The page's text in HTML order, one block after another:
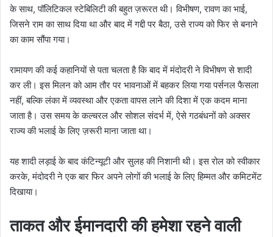
के साथ, पॉलिटिकल स्टेबिलिटी की बहुत ज़रूरत थी। विभीषण, रावण का भाई,
जिसने राम का साथ दिया था और बाद में गद्दी पर बैठा, उसे राज्य को फिर से बनाने
का काम सौंपा गया।
रामायण की कई कहानियों से पता चलता है कि बाद में मंदोदरी ने विभीषण से शादी
कर ली। इस मिलन को आम तौर पर भावनाओं में बहकर लिया गया पर्सनल फैसला
नहीं, बल्कि लंका में व्यवस्था और एकता वापस लाने की दिशा में एक कदम माना
जाता है। उस समय के कल्चरल और सोशल संदर्भ में, ऐसे गठबंधनों को अक्सर
राज्य की भलाई के लिए ज़रूरी माना जाता था।
यह शादी लड़ाई के बाद कंटिन्यूटी और सुलह की निशानी थी। इस रोल को स्वीकार
करके, मंदोदरी ने एक बार फिर अपने लोगों की भलाई के लिए हिम्मत और कमिटमेंट
दिखाया।
ताकत और ईमानदारी की हमेशा रहने वाली